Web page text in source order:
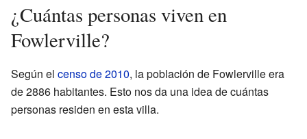
¿Cuántas personas viven en
Fowlerville?
Según el censo de 2010, la población de Fowlerville era
de 2886 habitantes. Esto nos da una idea de cuántas
personas residen en esta villa.